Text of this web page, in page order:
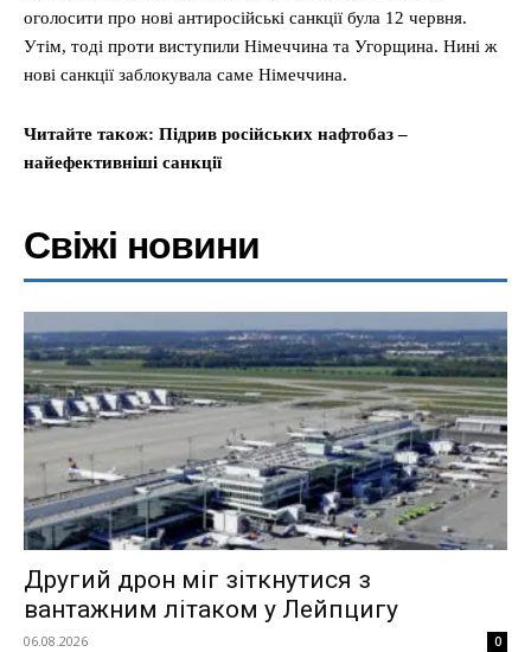
оголосити про нові антиросійські санкції була 12 червня.
Утім, тоді проти виступили Німеччина та Угорщина. Нині ж
нові санкції заблокувала саме Німеччина.
Читайте також: Підрив російських нафтобаз –
найефективніші санкції
Свіжі новини
Другий дрон міг зіткнутися з
вантажним літаком у Лейпцигу
06.08.2026 0